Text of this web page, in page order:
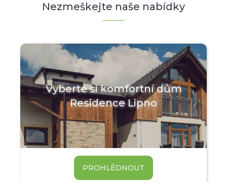
Nezmeškejte naše nabídky
Vyberte si komfortní dům
Residence Lipno
PROHLÉDNOUT